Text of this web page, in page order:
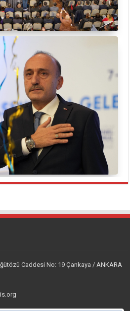
Caddesi No: 19 Çankaya / ANKARA